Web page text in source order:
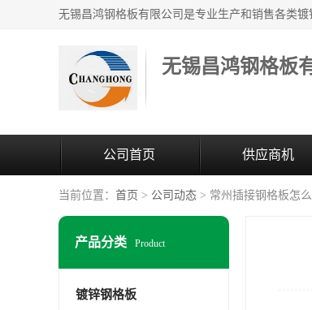
无锡昌鸿钢格板
公司首页 供应商机
当前位置： 首页 > 公司动态 > 常州插接钢格板怎
产品分类 Product
镀锌钢格板